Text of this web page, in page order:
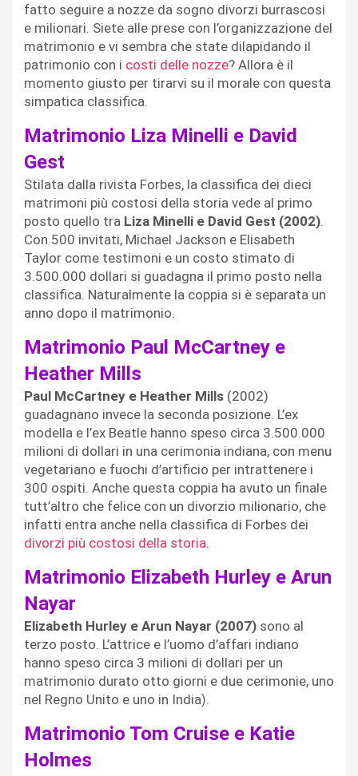
fatto seguire a nozze da sogno divorzi burrascosi
e milionari. Siete alle prese con l’organizzazione del
matrimonio e vi sembra che state dilapidando il
patrimonio con i costi delle nozze? Allora è il
momento giusto per tirarvi su il morale con questa
simpatica classifica.
Matrimonio Liza Minelli e David
Gest
Stilata dalla rivista Forbes, la classifica dei dieci
matrimoni più costosi della storia vede al primo
posto quello tra Liza Minelli e David Gest (2002).
Con 500 invitati, Michael Jackson e Elisabeth
Taylor come testimoni e un costo stimato di
3.500.000 dollari si guadagna il primo posto nella
classifica. Naturalmente la coppia si è separata un
anno dopo il matrimonio.
Matrimonio Paul McCartney e
Heather Mills
Paul McCartney e Heather Mills (2002)
guadagnano invece la seconda posizione. L’ex
modella e l’ex Beatle hanno speso circa 3.500.000
milioni di dollari in una cerimonia indiana, con menu
vegetariano e fuochi d’artificio per intrattenere i
300 ospiti. Anche questa coppia ha avuto un finale
tutt’altro che felice con un divorzio milionario, che
infatti entra anche nella classifica di Forbes dei
divorzi più costosi della storia.
Matrimonio Elizabeth Hurley e Arun
Nayar
Elizabeth Hurley e Arun Nayar (2007) sono al
terzo posto. L’attrice e l’uomo d’affari indiano
hanno speso circa 3 milioni di dollari per un
matrimonio durato otto giorni e due cerimonie, uno
nel Regno Unito e uno in India).
Matrimonio Tom Cruise e Katie
Holmes